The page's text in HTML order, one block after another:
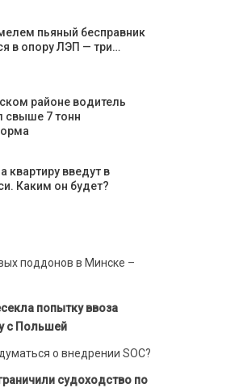
пьяный бесправник
в опору ЛЭП — три…
районе водитель
свыше 7 тонн
квартиру введут в
Каким он будет?
поддонов в Минске –
попытку ввоза
с Польшей
о внедрении SOC?
судоходство по